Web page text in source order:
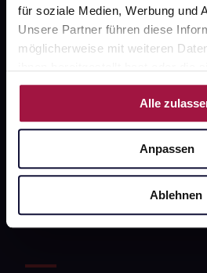
für soziale Medien, Werbung und
Unsere Partner führen diese
möglicherweise mit weiteren
Nutzung der Dienste gesammelt
Alle
Anpassen
Ablehnen
Newsletter
Barrierefreiheitserklärung
PAYBACK
Sanitätshäuser
Impressum